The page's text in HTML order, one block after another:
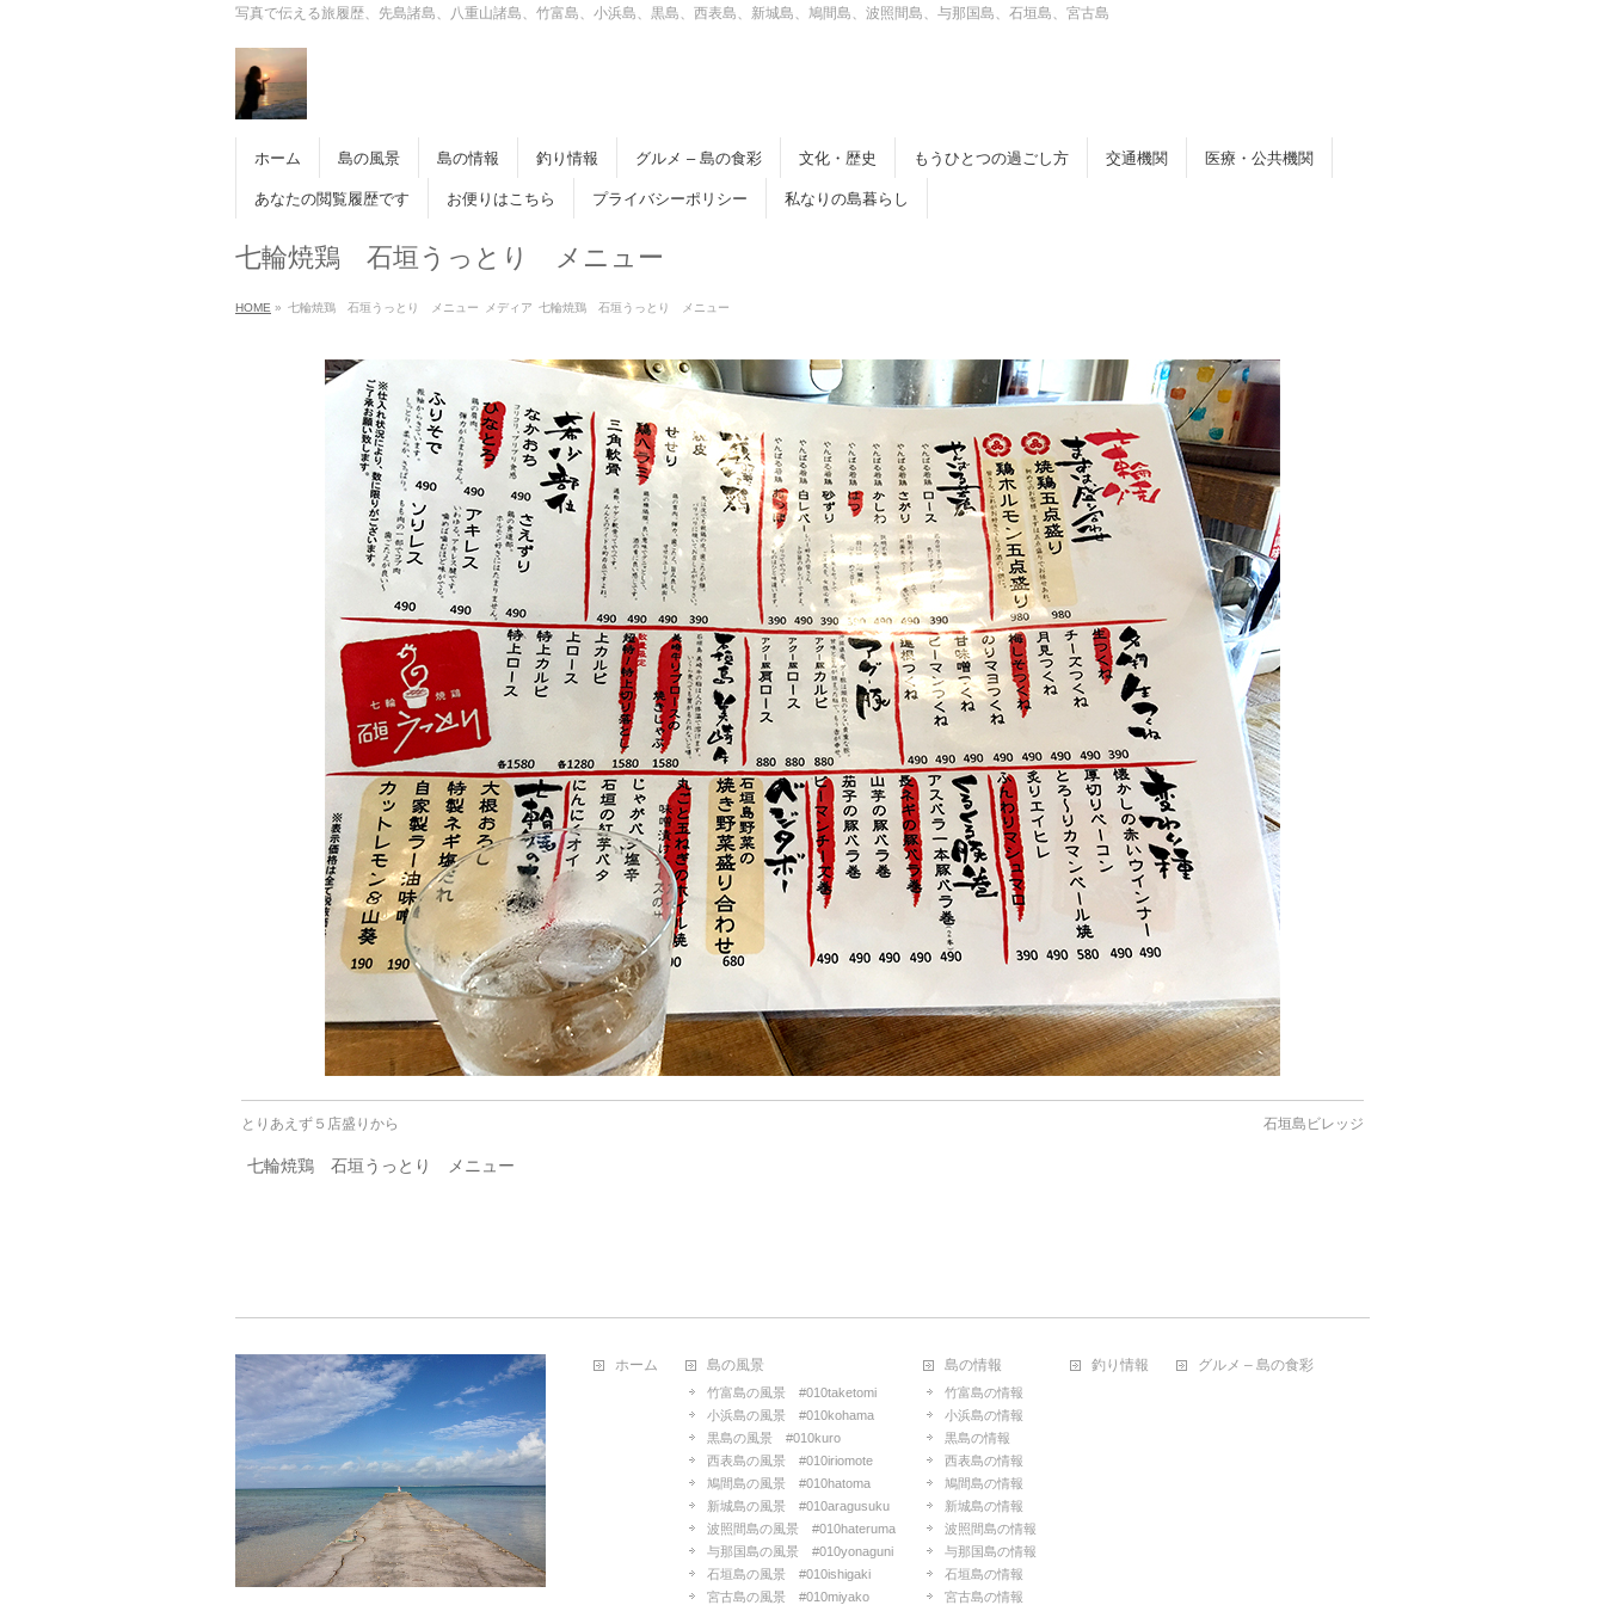
写真で伝える旅履歴、先島諸島、八重山諸島、竹富島、小浜島、黒島、西表島、新城島、鳩間島、波照間島、与那国島、石垣島、宮古島
ホーム 島の風景 島の情報 釣り情報 グルメ – 島の食彩 文化・歴史 もうひとつの過ごし方 交通機関 医療・公共機関
あなたの閲覧履歴です お便りはこちら プライバシーポリシー 私なりの島暮らし
七輪焼鶏 石垣うっとり メニュー
HOME » 七輪焼鶏 石垣うっとり メニュー メディア 七輪焼鶏 石垣うっとり メニュー
とりあえず５店盛りから 石垣島ビレッジ
七輪焼鶏 石垣うっとり メニュー
ホーム 島の風景
竹富島の風景 #010taketomi
小浜島の風景 #010kohama
黒島の風景 #010kuro
西表島の風景 #010iriomote
鳩間島の風景 #010hatoma
新城島の風景 #010aragusuku
波照間島の風景 #010hateruma
与那国島の風景 #010yonaguni
石垣島の風景 #010ishigaki
宮古島の風景 #010miyako
島の情報
竹富島の情報
小浜島の情報
黒島の情報
西表島の情報
鳩間島の情報
新城島の情報
波照間島の情報
与那国島の情報
石垣島の情報
宮古島の情報
釣り情報 グルメ – 島の食彩